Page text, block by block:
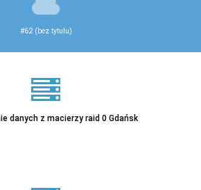
#62 (bez tytułu)
danych z macierzy raid 0 Gdańsk